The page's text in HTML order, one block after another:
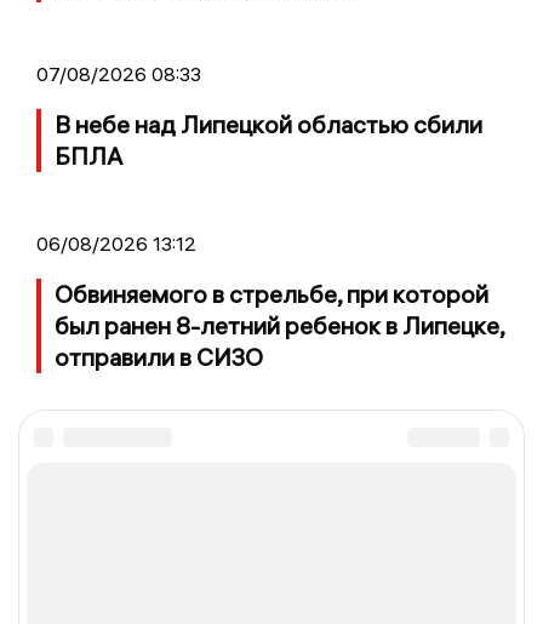
07/08/2026 08:33
В небе над Липецкой областью сбили
БПЛА
06/08/2026 13:12
Обвиняемого в стрельбе, при которой
был ранен 8-летний ребенок в Липецке,
отправили в СИЗО